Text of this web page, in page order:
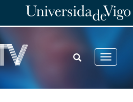
Toggle
TOGGLE
SEARCH